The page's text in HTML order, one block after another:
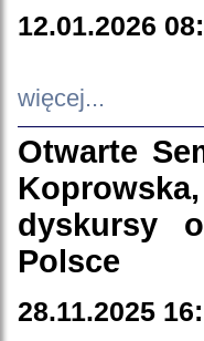
12.01.2026
więcej...
Otwarte
dyskursy
Polsce
28.11.2025